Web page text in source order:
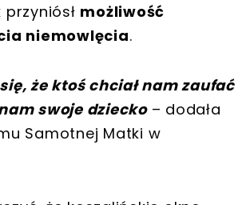
przyniósł możliwość
niemowlęcia.
że ktoś chciał nam zaufać
swoje dziecko– dodała
Samotnej Matki w